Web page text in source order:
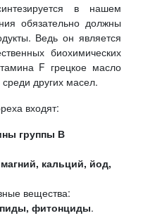
в нашем
обязательно должны
Ведь он является
биохимических
F грецкое масло
других масел.
входят:
группы В
магний, кальций, йод,
вещества:
фитонциды.